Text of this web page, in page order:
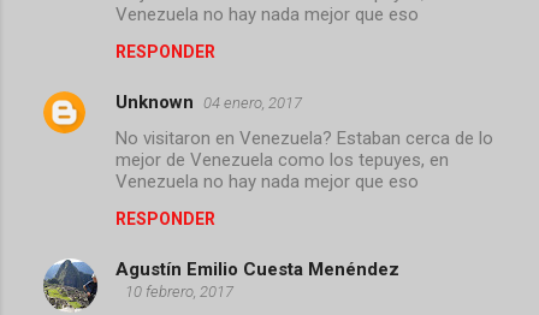
Venezuela no hay nada mejor que eso
RESPONDER
Unknown 04 enero, 2017
No visitaron en Venezuela? Estaban cerca de lo
mejor de Venezuela como los tepuyes, en
Venezuela no hay nada mejor que eso
RESPONDER
Agustín Emilio Cuesta Menéndez
10 febrero, 2017